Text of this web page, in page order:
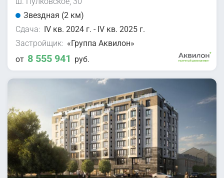
Звездная (2 км)
Сдача: IV кв. 2024 г. - IV кв. 2025 г.
Застройщик: «Группа Аквилон»
от 8 555 941 руб.